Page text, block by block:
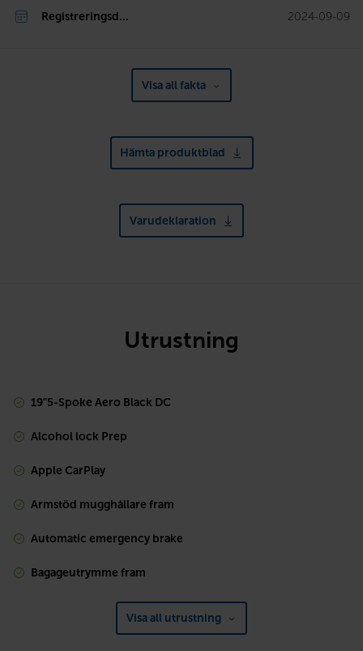
Registreringsd... 2024-09-09
Visa all fakta
Hämta produktblad
Varudeklaration
Utrustning
19"5-Spoke Aero Black DC
Alcohol lock Prep
Apple CarPlay
Armstöd mugghållare fram
Automatic emergency brake
Bagageutrymme fram
Visa all utrustning